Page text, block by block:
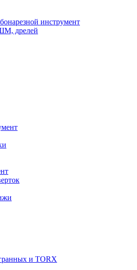
инструмент
дрелей
и TORX